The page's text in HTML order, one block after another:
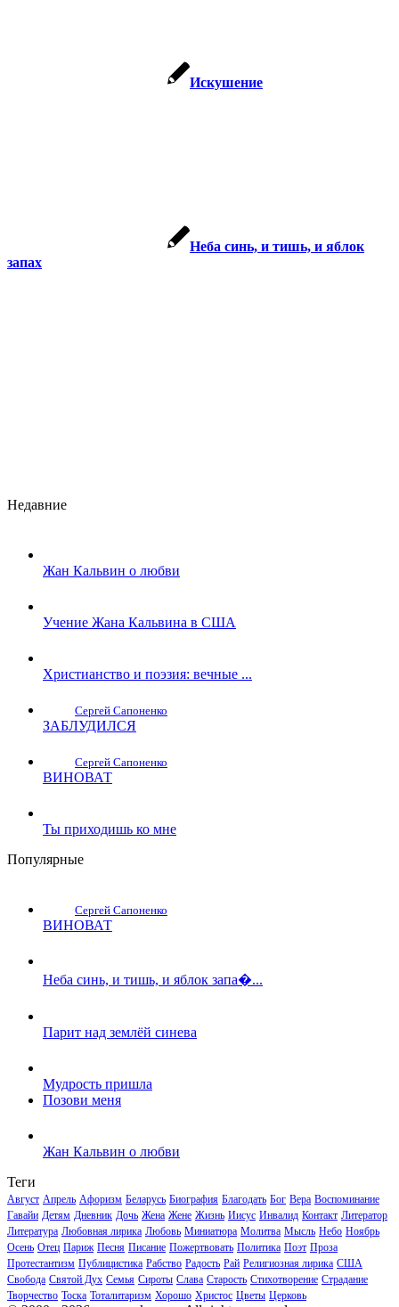
Искушение
Неба синь, и тишь, и яблок
запах
Недавние
Жан Кальвин о любви
Учение Жана Кальвина в США
Христианство и поэзия: вечные ...
Сергей Сапоненко
ЗАБЛУДИЛСЯ
Сергей Сапоненко
ВИНОВАТ
Ты приходишь ко мне
Популярные
Сергей Сапоненко
ВИНОВАТ
Неба синь, и тишь, и яблок запа�...
Парит над землёй синева
Мудрость пришла
Позови меня
Жан Кальвин о любви
Теги
Август Апрель Афоризм Беларусь Биография Благодать Бог Вера Воспоминание
Гавайи Детям Дневник Дочь Жена Жене Жизнь Иисус Инвалид Контакт Литератор
Литература Любовная лирика Любовь Миниатюра Молитва Мысль Небо Ноябрь
Осень Отец Париж Песня Писание Пожертвовать Политика Поэт Проза
Протестантизм Публицистика Рабство Радость Рай Религиозная лирика США
Свобода Святой Дух Семья Сироты Слава Старость Стихотворение Страдание
Творчество Тоска Тоталитаризм Хорошо Христос Цветы Церковь